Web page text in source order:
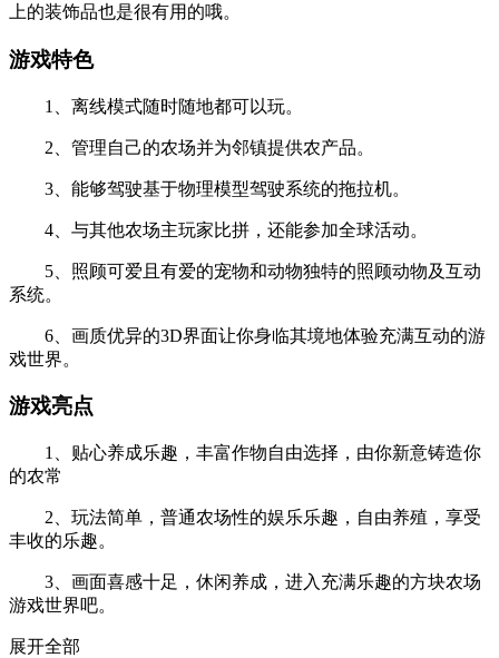
上的装饰品也是很有用的哦。
游戏特色
1、离线模式随时随地都可以玩。
2、管理自己的农场并为邻镇提供农产品。
3、能够驾驶基于物理模型驾驶系统的拖拉机。
4、与其他农场主玩家比拼，还能参加全球活动。
5、照顾可爱且有爱的宠物和动物独特的照顾动物及互动
系统。
6、画质优异的3D界面让你身临其境地体验充满互动的游
戏世界。
游戏亮点
1、贴心养成乐趣，丰富作物自由选择，由你新意铸造你
的农常
2、玩法简单，普通农场性的娱乐乐趣，自由养殖，享受
丰收的乐趣。
3、画面喜感十足，休闲养成，进入充满乐趣的方块农场
游戏世界吧。
展开全部